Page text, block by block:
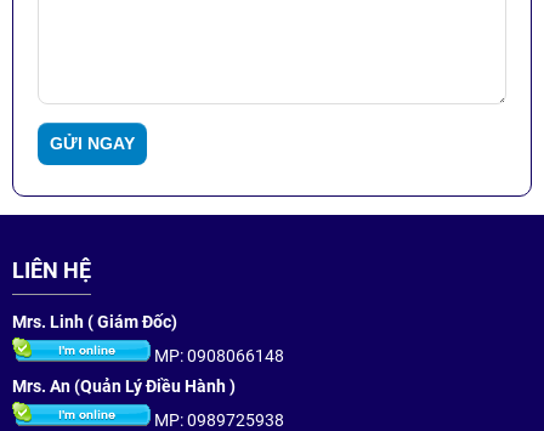
LIÊN HỆ
Mrs. Linh ( Giám Đốc)
MP: 0908066148
Mrs. An (Quản Lý Điều Hành )
MP: 0989725938